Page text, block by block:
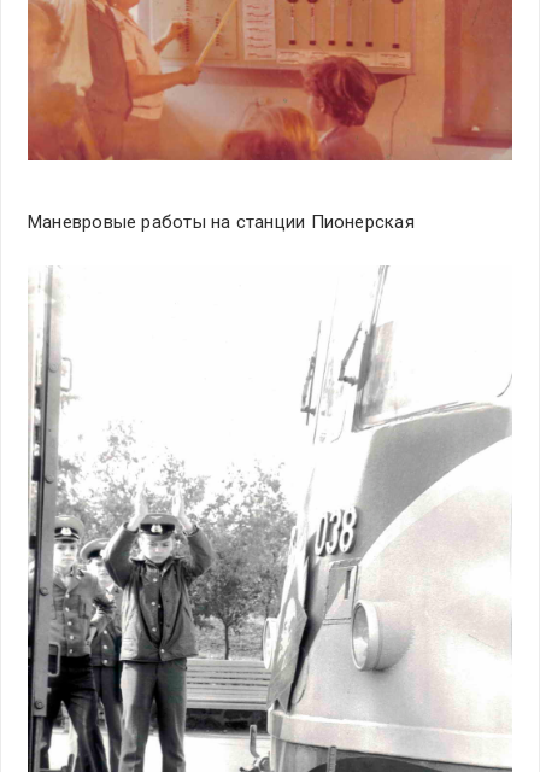
Маневровые работы на станции Пионерская